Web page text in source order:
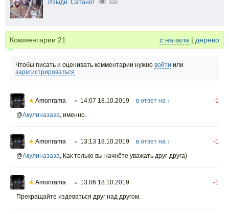
Изыди. Сатано! 332
Комментарии 21 с начала | дерево
Чтобы писать и оценивать комментарии нужно войти или
зарегистрироваться
★ Amonrama ○ 14:07 18.10.2019 в ответ на ↓
-1
@Акулиназаза, именно.
★ Amonrama ○ 13:13 18.10.2019 в ответ на ↓
-1
@Акулиназаза, Как только вы начнёте уважать друг-друга)
★ Amonrama ○ 13:06 18.10.2019
-1
Прекращайте издеваться друг над другом.